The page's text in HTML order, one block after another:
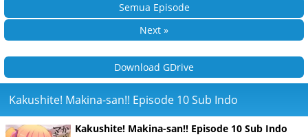
Semua Episode
Next »
Download GDrive
Kakushite! Makina-san!! Episode 10 Sub Indo
Kakushite! Makina-san!! Episode 10 Sub Indo